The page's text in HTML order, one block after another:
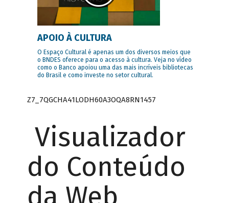
APOIO À CULTURA
O Espaço Cultural é apenas um dos diversos meios que
o BNDES oferece para o acesso à cultura. Veja no vídeo
como o Banco apoiou uma das mais incríveis bibliotecas
do Brasil e como investe no setor cultural.
Z7_7QGCHA41LODH60A3OQA8RN1457
Visualizador
do Conteúdo
da Web